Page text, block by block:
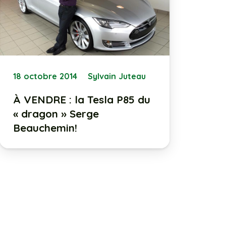
18 octobre 2014 Sylvain Juteau
À VENDRE : la Tesla P85 du
« dragon » Serge
Beauchemin!